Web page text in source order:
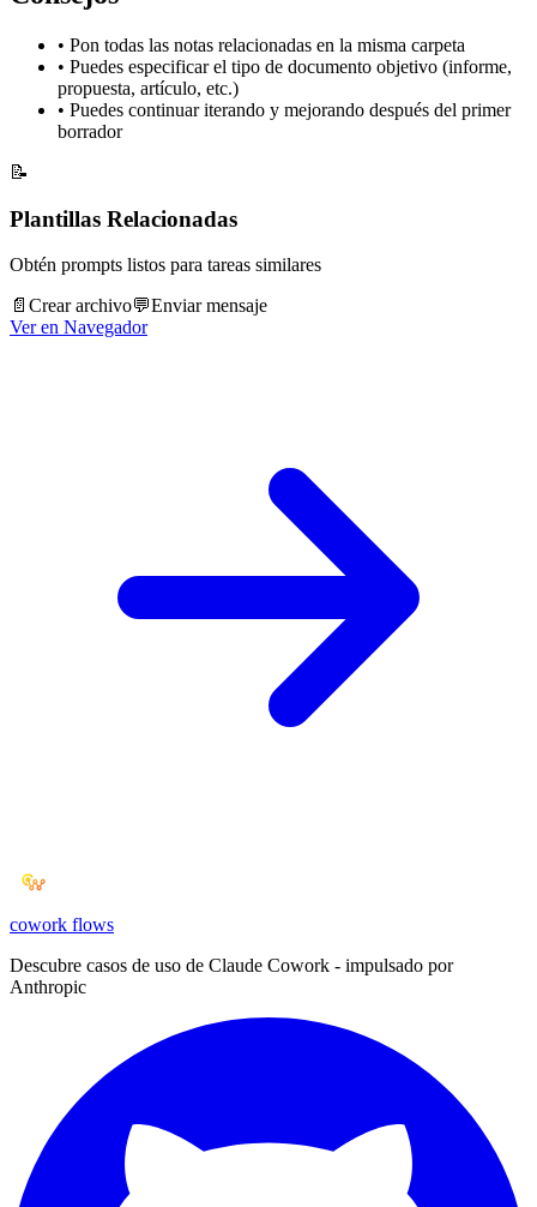
• Pon todas las notas relacionadas en la misma carpeta
• Puedes especificar el tipo de documento objetivo (informe,
propuesta, artículo, etc.)
• Puedes continuar iterando y mejorando después del primer
borrador
📝
Plantillas Relacionadas
Obtén prompts listos para tareas similares
📄 Crear archivo💬Enviar mensaje
Ver en Navegador
cowork flows
Descubre casos de uso de Claude Cowork - impulsado por
Anthropic